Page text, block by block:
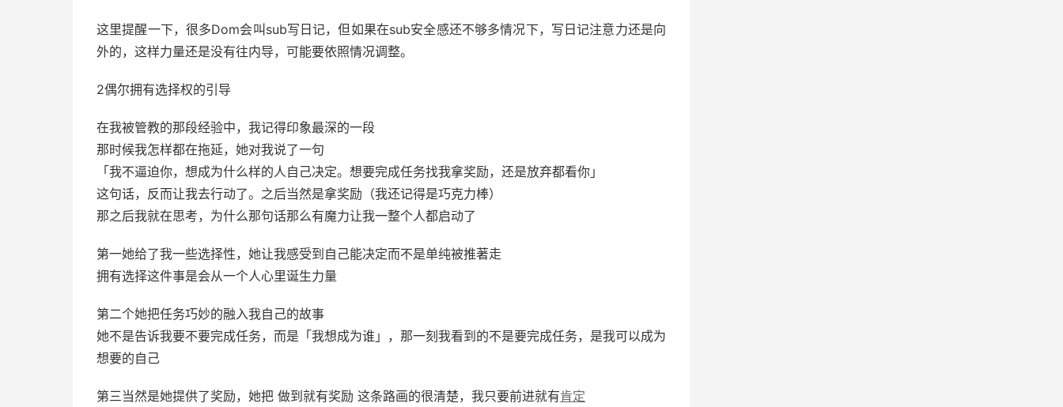
这里提醒一下，很多Dom会叫sub写日记，但如果在sub安全感还不够多情况下，写日记注意力还是向
外的，这样力量还是没有往内导，可能要依照情况调整。
2偶尔拥有选择权的引导
在我被管教的那段经验中，我记得印象最深的一段
那时候我怎样都在拖延，她对我说了一句
「我不逼迫你，想成为什么样的人自己决定。想要完成任务找我拿奖励，还是放弃都看你」
这句话，反而让我去行动了。之后当然是拿奖励（我还记得是巧克力棒）
那之后我就在思考，为什么那句话那么有魔力让我一整个人都启动了
第一她给了我一些选择性，她让我感受到自己能决定而不是单纯被推著走
拥有选择这件事是会从一个人心里诞生力量
第二个她把任务巧妙的融入我自己的故事
她不是告诉我要不要完成任务，而是「我想成为谁」，那一刻我看到的不是要完成任务，是我可以成为
想要的自己
第三当然是她提供了奖励，她把 做到就有奖励 这条路画的很清楚，我只要前进就有肯定